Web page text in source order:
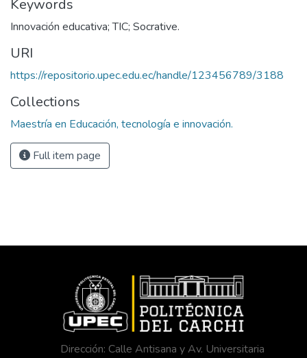
Keywords
Innovación educativa; TIC; Socrative.
URI
https://repositorio.upec.edu.ec/handle/123456789/3188
Collections
Maestría en Educación, tecnología e innovación.
Full item page
Dirección: Calle Antisana y Av. Universitaria